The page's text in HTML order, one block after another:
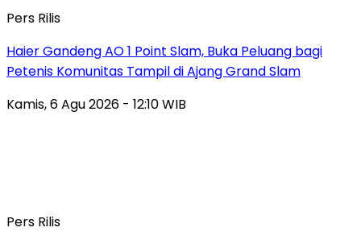
Pers Rilis
Haier Gandeng AO 1 Point Slam, Buka Peluang bagi
Petenis Komunitas Tampil di Ajang Grand Slam
Kamis, 6 Agu 2026 - 12:10 WIB
Pers Rilis